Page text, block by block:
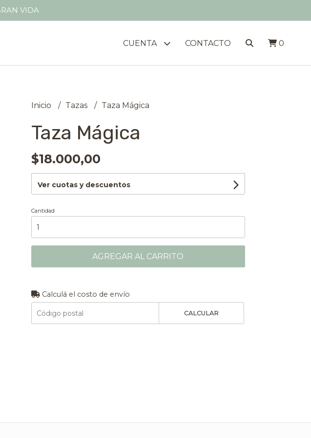
VIDA
CUENTA CONTACTO 0
Inicio Tazas Taza Mágica
Taza Mágica
$18.000,00
Ver cuotas y descuentos
Cantidad
AGREGAR AL CARRITO
Calculá el costo de envío
CALCULAR